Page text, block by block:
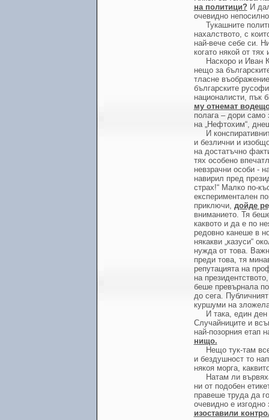
на политици? И
очевидно
Тукашните
нахалството, с
най-вече себе си.
когато някой от
Наскоро и Иван
нещо за
тласне
българските
националисти, пък
му отнемат
полага – дори
на „Нефтохим“,
И
и безлични и
на достатъчно
тях особено
невзрачни особи -
навирил пред
страх!“ Малко по-
експериментален
приключи, дойде
вниманието. Тя
каквото и да е по
редовно канеше в
някакви „казуси“
нужда от това.
преди това, тя
репутацията на
на
беше превърнала
до сега.
куршуми на
И така, един
Случайниците и
най-позорния етап
нищо.
Нещо тук-там
и бездушност то
някоя морга,
Натам ли
ни от подобен
правеше труда да
очевидно е изгодно
изоставили